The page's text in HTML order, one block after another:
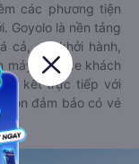
các phương tiện
Goyolo là nền tảng
cả, giờ khởi hành,
máy bay, xe khách
kết trực tiếp với
đảm bảo có vé